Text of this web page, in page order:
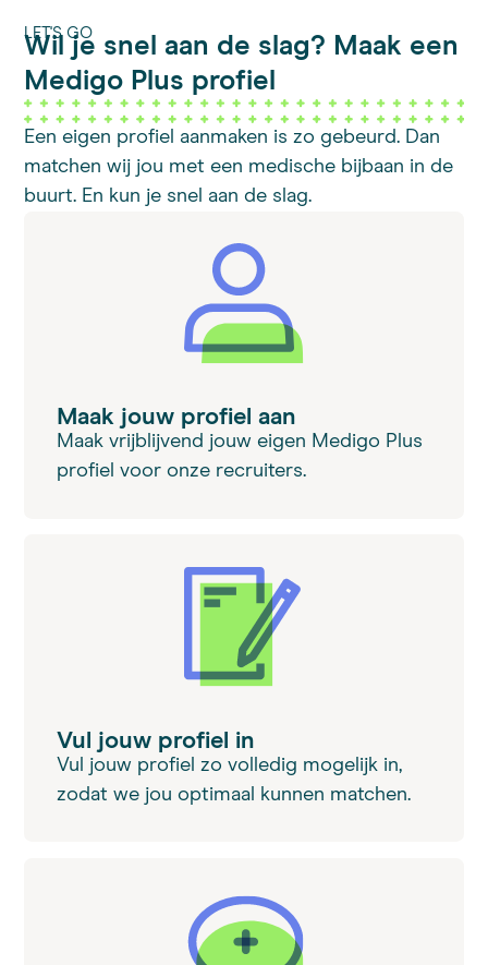
LET'S GO
Wil je snel aan de slag? Maak een
Medigo Plus profiel
Een eigen profiel aanmaken is zo gebeurd. Dan
matchen wij jou met een medische bijbaan in de
buurt. En kun je snel aan de slag.
Maak jouw profiel aan
Maak vrijblijvend jouw eigen Medigo Plus
profiel voor onze recruiters.
Vul jouw profiel in
Vul jouw profiel zo volledig mogelijk in,
zodat we jou optimaal kunnen matchen.